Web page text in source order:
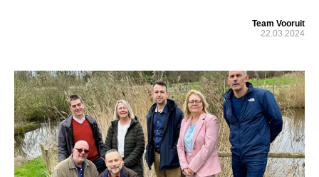
Team Vooruit
22.03.2024